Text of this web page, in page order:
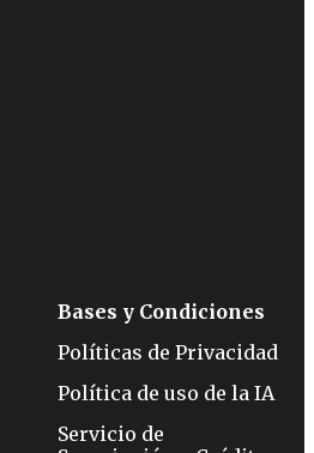
Bases y Condiciones
Políticas de Privacidad
Política de uso de la IA
Servicio de